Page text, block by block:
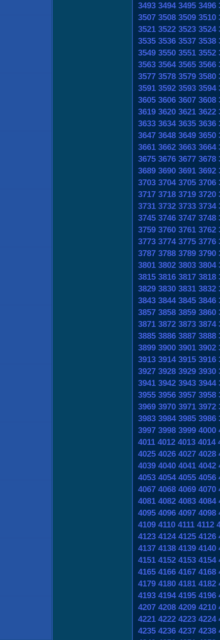
3493 3494 3495 3496
3507 3508 3509 3510
3521 3522 3523 3524
3535 3536 3537 3538
3549 3550 3551 3552
3563 3564 3565 3566
3577 3578 3579 3580
3591 3592 3593 3594
3605 3606 3607 3608
3619 3620 3621 3622
3633 3634 3635 3636
3647 3648 3649 3650
3661 3662 3663 3664
3675 3676 3677 3678
3689 3690 3691 3692
3703 3704 3705 3706
3717 3718 3719 3720
3731 3732 3733 3734
3745 3746 3747 3748
3759 3760 3761 3762
3773 3774 3775 3776
3787 3788 3789 3790
3801 3802 3803 3804
3815 3816 3817 3818
3829 3830 3831 3832
3843 3844 3845 3846
3857 3858 3859 3860
3871 3872 3873 3874
3885 3886 3887 3888
3899 3900 3901 3902
3913 3914 3915 3916
3927 3928 3929 3930
3941 3942 3943 3944
3955 3956 3957 3958
3969 3970 3971 3972
3983 3984 3985 3986
3997 3998 3999 4000
4011 4012 4013 4014
4025 4026 4027 4028
4039 4040 4041 4042
4053 4054 4055 4056
4067 4068 4069 4070
4081 4082 4083 4084
4095 4096 4097 4098
4109 4110 4111 4112
4123 4124 4125 4126
4137 4138 4139 4140
4151 4152 4153 4154
4165 4166 4167 4168
4179 4180 4181 4182
4193 4194 4195 4196
4207 4208 4209 4210
4221 4222 4223 4224
4235 4236 4237 4238